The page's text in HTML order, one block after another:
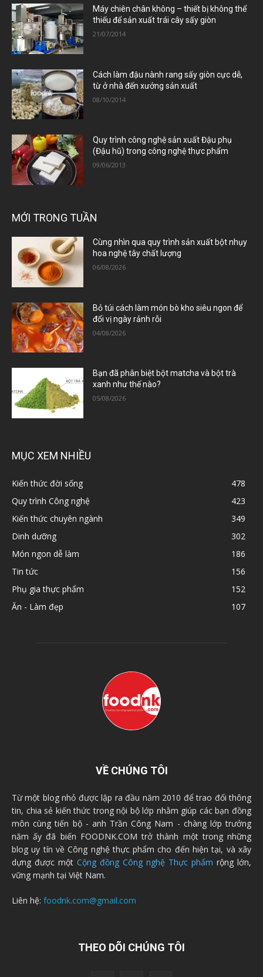
Máy chiên chân không – thiết bị không thể
thiếu để sản xuất trái cây sấy giòn
21/07/2014
Cách làm đậu nành rang sấy giòn cực dễ,
từ ở nhà đến xưởng sản xuất
08/10/2014
Quy trình công nghệ sản xuất Đậu phụ
(Đậu hũ) trong công nghệ thực phẩm
09/06/2013
MỚI TRONG TUẦN
Cùng nhìn qua quy trình sản xuất bột nhụy
hoa nghệ tây chất lượng
06/08/2026
Bỏ túi cách làm món bò kho siêu ngon để
đổi vị ngày rảnh rỗi
04/08/2026
Bạn đã phân biệt bột matcha và bột trà
xanh như thế nào?
05/08/2026
MỤC XEM NHIỀU
Kiến thức đời sống
478
Quy trình Công nghệ
423
Kiến thức chuyên ngành
349
Dinh dưỡng
302
Món ngon dễ làm
186
Tin tức
156
Phụ gia thực phẩm
152
Ăn - Làm đẹp
107
VỀ CHÚNG TÔI
Từ một blog nhỏ được lập ra đầu năm 2010 để trao đổi thông
tin, chia sẻ kiến thức trong nội bộ lớp nhằm giúp các bạn đồng
môn cùng tiến bộ - anh Trần Công Nam - chàng lớp trưởng
năm ấy đã biến FOODNK.COM trở thành một trong những
blog uy tín về Công nghệ thực phẩm cho đến hiện tại, và xây
dựng được một Cộng đồng Công nghệ Thực phẩm rộng lớn,
vững mạnh tại Việt Nam.
Liên hệ: foodnk.com@gmail.com
THEO DÕI CHÚNG TÔI